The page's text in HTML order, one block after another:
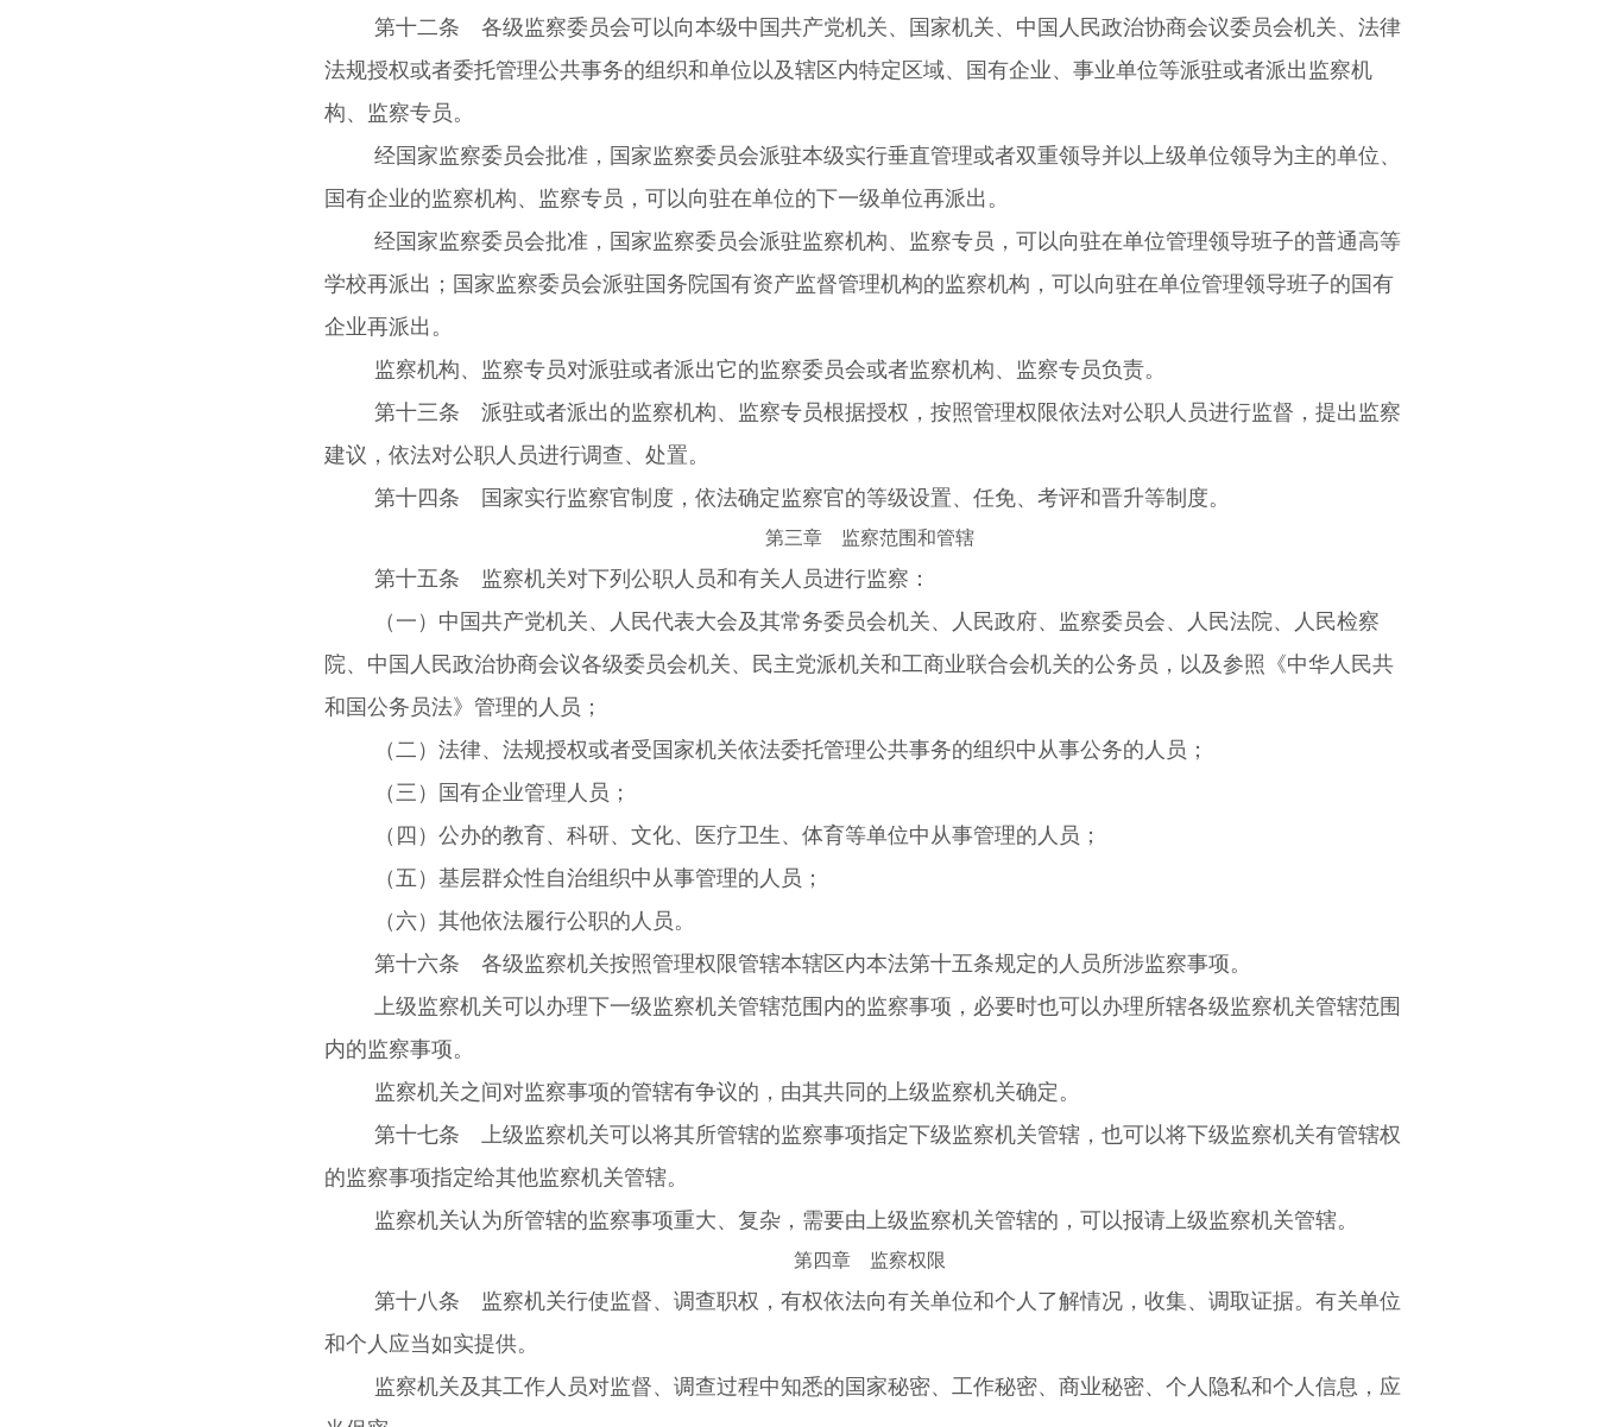
第十二条 各级监察委员会可以向本级中国共产党机关、国家机关、中国人民政治协商会议委员会机关、法律
法规授权或者委托管理公共事务的组织和单位以及辖区内特定区域、国有企业、事业单位等派驻或者派出监察机
构、监察专员。
经国家监察委员会批准，国家监察委员会派驻本级实行垂直管理或者双重领导并以上级单位领导为主的单位、
国有企业的监察机构、监察专员，可以向驻在单位的下一级单位再派出。
经国家监察委员会批准，国家监察委员会派驻监察机构、监察专员，可以向驻在单位管理领导班子的普通高等
学校再派出；国家监察委员会派驻国务院国有资产监督管理机构的监察机构，可以向驻在单位管理领导班子的国有
企业再派出。
监察机构、监察专员对派驻或者派出它的监察委员会或者监察机构、监察专员负责。
第十三条 派驻或者派出的监察机构、监察专员根据授权，按照管理权限依法对公职人员进行监督，提出监察
建议，依法对公职人员进行调查、处置。
第十四条 国家实行监察官制度，依法确定监察官的等级设置、任免、考评和晋升等制度。
第三章 监察范围和管辖
第十五条 监察机关对下列公职人员和有关人员进行监察：
（一）中国共产党机关、人民代表大会及其常务委员会机关、人民政府、监察委员会、人民法院、人民检察
院、中国人民政治协商会议各级委员会机关、民主党派机关和工商业联合会机关的公务员，以及参照《中华人民共
和国公务员法》管理的人员；
（二）法律、法规授权或者受国家机关依法委托管理公共事务的组织中从事公务的人员；
（三）国有企业管理人员；
（四）公办的教育、科研、文化、医疗卫生、体育等单位中从事管理的人员；
（五）基层群众性自治组织中从事管理的人员；
（六）其他依法履行公职的人员。
第十六条 各级监察机关按照管理权限管辖本辖区内本法第十五条规定的人员所涉监察事项。
上级监察机关可以办理下一级监察机关管辖范围内的监察事项，必要时也可以办理所辖各级监察机关管辖范围
内的监察事项。
监察机关之间对监察事项的管辖有争议的，由其共同的上级监察机关确定。
第十七条 上级监察机关可以将其所管辖的监察事项指定下级监察机关管辖，也可以将下级监察机关有管辖权
的监察事项指定给其他监察机关管辖。
监察机关认为所管辖的监察事项重大、复杂，需要由上级监察机关管辖的，可以报请上级监察机关管辖。
第四章 监察权限
第十八条 监察机关行使监督、调查职权，有权依法向有关单位和个人了解情况，收集、调取证据。有关单位
和个人应当如实提供。
监察机关及其工作人员对监督、调查过程中知悉的国家秘密、工作秘密、商业秘密、个人隐私和个人信息，应